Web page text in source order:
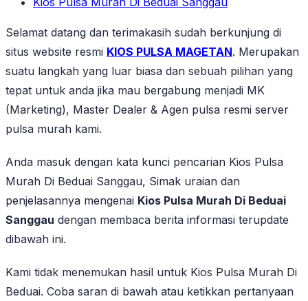
Selamat datang dan terimakasih sudah berkunjung di
situs website resmi KIOS PULSA MAGETAN. Merupakan
suatu langkah yang luar biasa dan sebuah pilihan yang
tepat untuk anda jika mau bergabung menjadi MK
(Marketing), Master Dealer & Agen pulsa resmi server
pulsa murah kami.
Anda masuk dengan kata kunci pencarian Kios Pulsa
Murah Di Beduai Sanggau, Simak uraian dan
penjelasannya mengenai Kios Pulsa Murah Di Beduai
Sanggau dengan membaca berita informasi terupdate
dibawah ini.
Kami tidak menemukan hasil untuk Kios Pulsa Murah Di
Beduai. Coba saran di bawah atau ketikkan pertanyaan